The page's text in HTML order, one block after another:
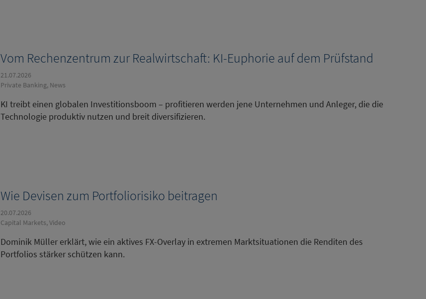
Vom Rechenzentrum zur Realwirtschaft: KI-Euphorie auf dem Prüfstand
21.07.2026
Private Banking, News
KI treibt einen globalen Investitionsboom – profitieren werden jene Unternehmen und Anleger, die die
Technologie produktiv nutzen und breit diversifizieren.
Wie Devisen zum Portfoliorisiko beitragen
20.07.2026
Capital Markets, Video
Dominik Müller erklärt, wie ein aktives FX-Overlay in extremen Marktsituationen die Renditen des
Portfolios stärker schützen kann.